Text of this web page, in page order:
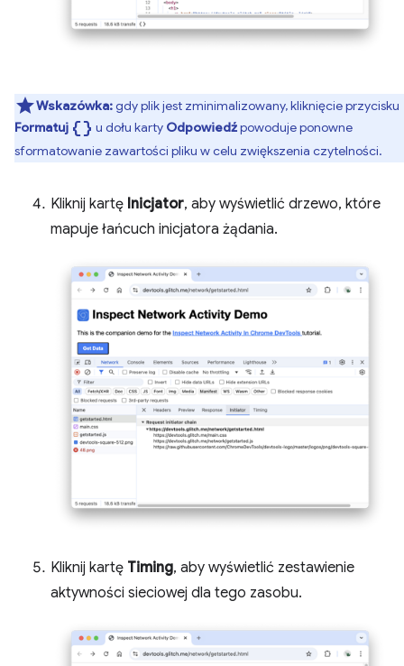
Wskazówka:gdy plik jest zminimalizowany, kliknięcie przycisku
Formatuj data_object u dołu karty Odpowiedźpowoduje ponowne
sformatowanie zawartości pliku w celu zwiększenia czytelności.
Kliknij kartę Inicjator, aby wyświetlić drzewo, które
mapuje łańcuch inicjatora żądania.
Kliknij kartę Timing, aby wyświetlić zestawienie
aktywności sieciowej dla tego zasobu.